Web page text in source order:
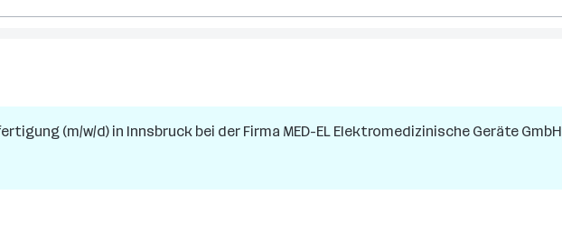
(m/w/d) in Innsbruck bei der Firma MED-EL Elektromedizinische Geräte GmbH